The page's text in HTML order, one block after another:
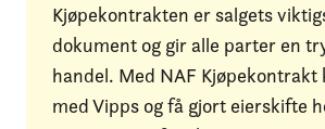
Kjøpekontrakten er salgets
dokument og gir alle parter en
handel. Med NAF Kjøpekontrakt
med Vipps og få gjort eierskifte